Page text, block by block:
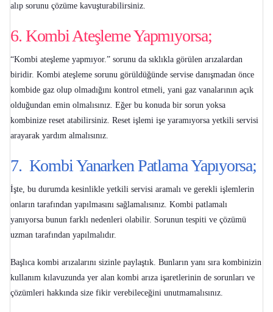
alıp sorunu çözüme kavuşturabilirsiniz.
6. Kombi Ateşleme Yapmıyorsa;
“Kombi ateşleme yapmıyor.” sorunu da sıklıkla görülen arızalardan
biridir. Kombi ateşleme sorunu görüldüğünde servise danışmadan önce
kombide gaz olup olmadığını kontrol etmeli, yani gaz vanalarının açık
olduğundan emin olmalısınız. Eğer bu konuda bir sorun yoksa
kombinize reset atabilirsiniz. Reset işlemi işe yaramıyorsa yetkili servisi
arayarak yardım almalısınız.
7. Kombi Yanarken Patlama Yapıyorsa;
İşte, bu durumda kesinlikle yetkili servisi aramalı ve gerekli işlemlerin
onların tarafından yapılmasını sağlamalısınız. Kombi patlamalı
yanıyorsa bunun farklı nedenleri olabilir. Sorunun tespiti ve çözümü
uzman tarafından yapılmalıdır.
Başlıca kombi arızalarını sizinle paylaştık. Bunların yanı sıra kombinizin
kullanım kılavuzunda yer alan kombi arıza işaretlerinin de sorunları ve
çözümleri hakkında size fikir verebileceğini unutmamalısınız.